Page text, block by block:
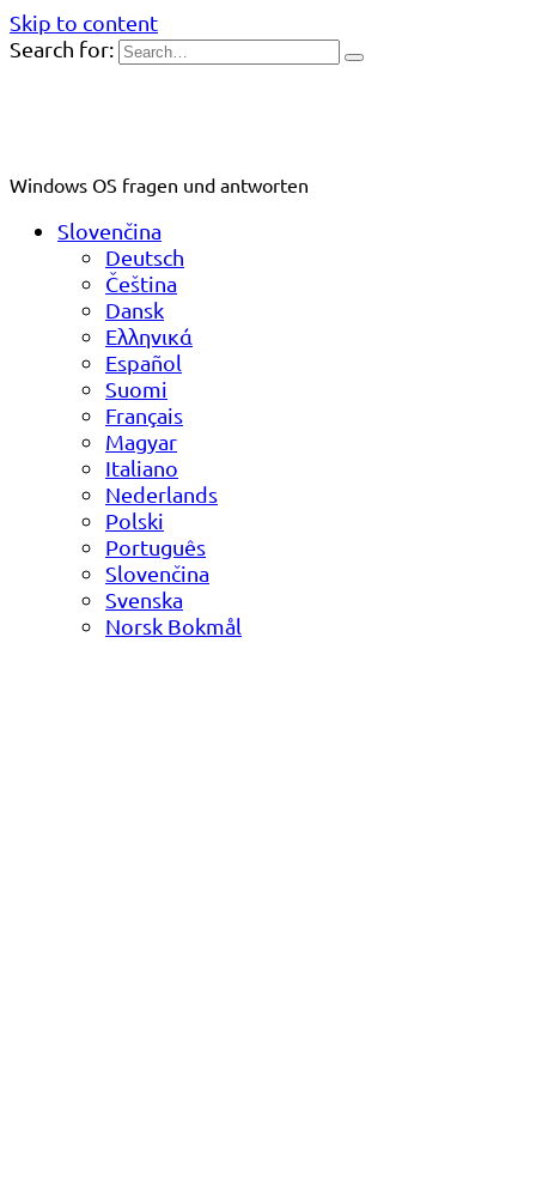
Skip to content
Search for:
Windows OS fragen und antworten
Slovenčina
Deutsch
Čeština
Dansk
Ελληνικά
Español
Suomi
Français
Magyar
Italiano
Nederlands
Polski
Português
Slovenčina
Svenska
Norsk Bokmål